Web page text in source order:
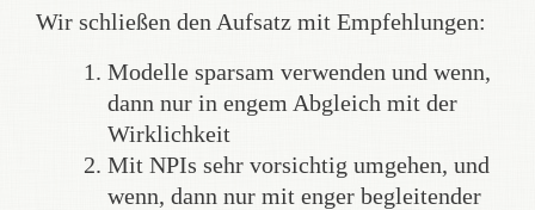
Wir schließen den Aufsatz mit Empfehlungen:
Modelle sparsam verwenden und wenn,
dann nur in engem Abgleich mit der
Wirklichkeit
Mit NPIs sehr vorsichtig umgehen, und
wenn, dann nur mit enger begleitender